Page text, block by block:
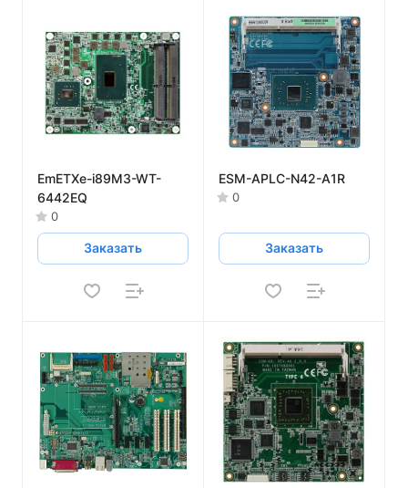
EmETXe-i89M3-WT-
6442EQ
0
Заказать
ESM-APLC-N42-A1R
0
Заказать